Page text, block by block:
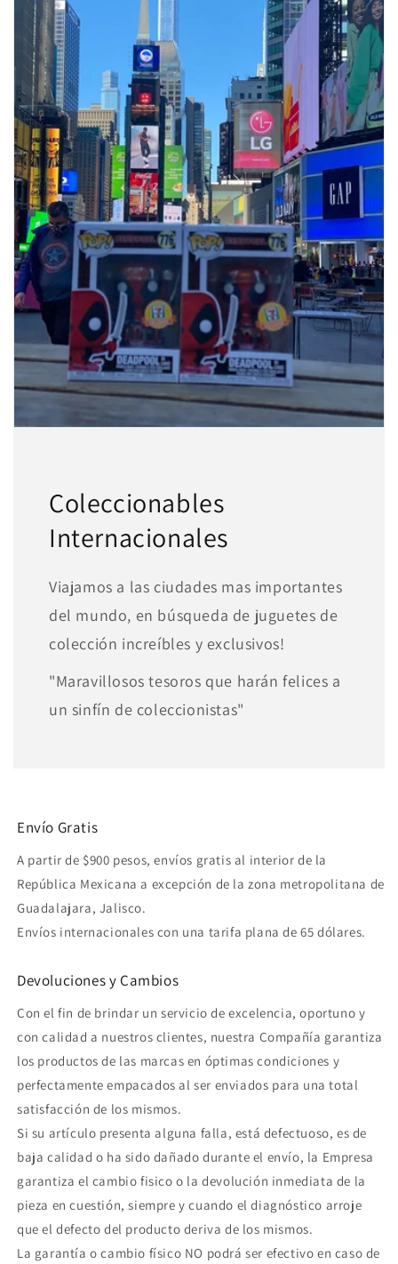
Coleccionables
Internacionales
Viajamos a las ciudades mas importantes
del mundo, en búsqueda de juguetes de
colección increíbles y exclusivos!
"Maravillosos tesoros que harán felices a
un sinfín de coleccionistas"
Envío Gratis
A partir de $900 pesos, envíos gratis al interior de la
República Mexicana a excepción de la zona metropolitana de
Guadalajara, Jalisco.
Envíos internacionales con una tarifa plana de 65 dólares.
Devoluciones y Cambios
Con el fin de brindar un servicio de excelencia, oportuno y
con calidad a nuestros clientes, nuestra Compañía garantiza
los productos de las marcas en óptimas condiciones y
perfectamente empacados al ser enviados para una total
satisfacción de los mismos.
Si su artículo presenta alguna falla, está defectuoso, es de
baja calidad o ha sido dañado durante el envío, la Empresa
garantiza el cambio fisico o la devolución inmediata de la
pieza en cuestión, siempre y cuando el diagnóstico arroje
que el defecto del producto deriva de los mismos.
La garantía o cambio físico NO podrá ser efectivo en caso de
Compra ahora y paga a meses
sin tarjeta de crédito
1 Agrega tu producto al carrito y elige
pagar con Meses sin Tarjeta.
2 En tu cuenta de Mercado Pago,elige
la cantidad de mesesy confirma.
3 Paga mes a mescon saldo disponible,
débito u otros medios.
Crédito sujeto a aprobación.
¿Tienes dudas? Consulta nuestra
Ayuda.